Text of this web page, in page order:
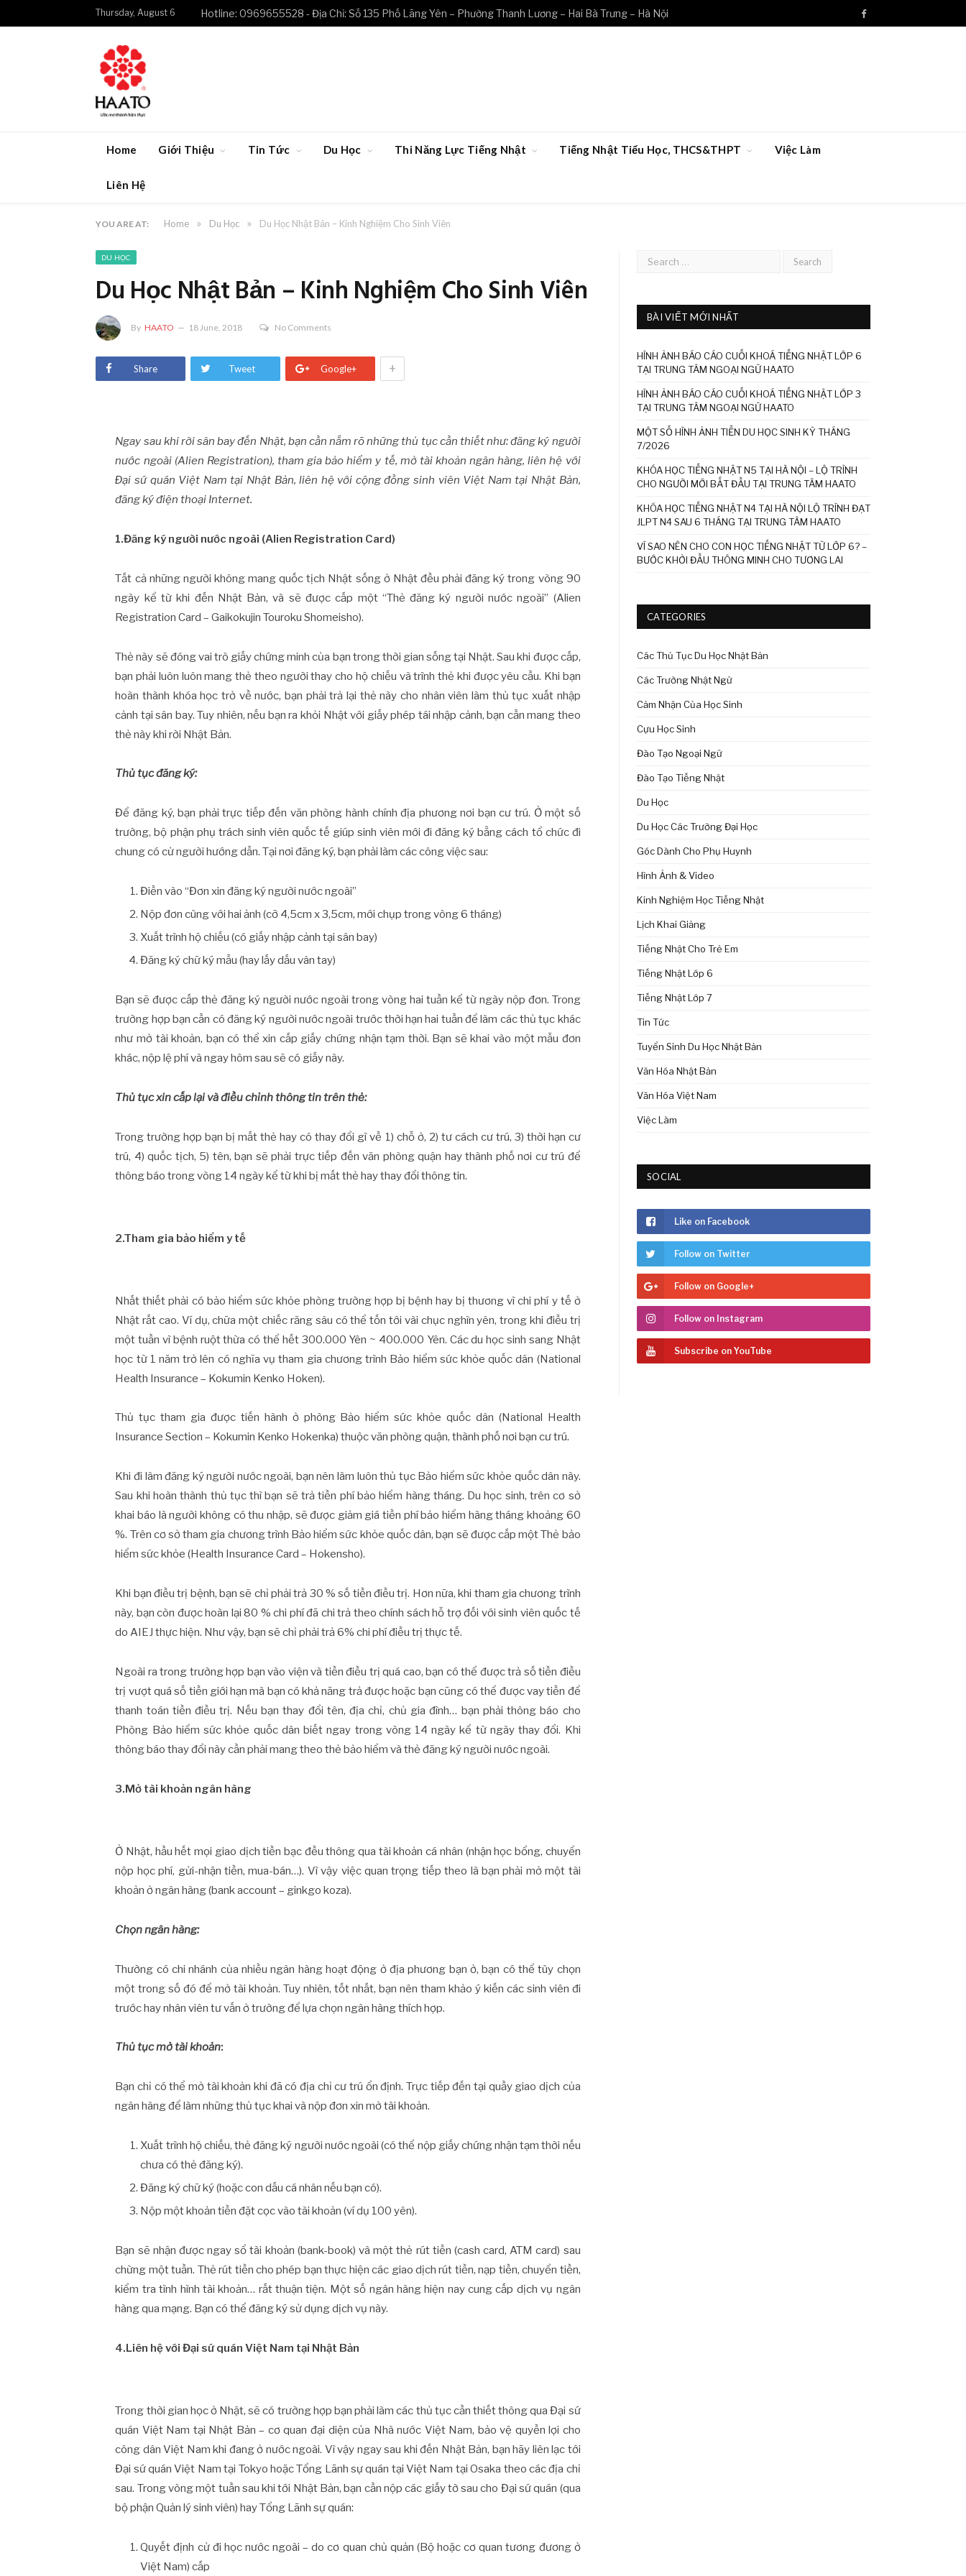
Thursday, August 6 Hotline: 0969655528 - Địa Chỉ: Số 135 Phố Lãng Yên – Phường Thanh Lương – Hai Bà Trưng – Hà Nội Facebook
Home Giới Thiệu Tin Tức Du Học Thi Năng Lực Tiếng Nhật Tiếng Nhật Tiểu Học, THCS&THPT Việc Làm
Liên Hệ
YOU ARE AT: Home » Du Học » Du Học Nhật Bản – Kinh Nghiệm Cho Sinh Viên
DU HỌC
Du Học Nhật Bản – Kinh Nghiệm Cho Sinh Viên
By HAATO 18 June, 2018 No Comments
Share Tweet Google+ +
Ngay sau khi rời sân bay đến Nhật, bạn cần nắm rõ những thủ tục cần thiết như: đăng ký người
nước ngoài (Alien Registration), tham gia bảo hiểm y tế, mở tài khoản ngân hàng, liên hệ với
Đại sứ quán Việt Nam tại Nhật Bản, liên hệ với cộng đồng sinh viên Việt Nam tại Nhật Bản,
đăng ký điện thoại Internet.
1.Đăng ký người nước ngoài (Alien Registration Card)
Tất cả những người không mang quốc tịch Nhật sống ở Nhật đều phải đăng ký trong vòng 90
ngày kể từ khi đến Nhật Bản, và sẽ được cấp một “Thẻ đăng ký người nước ngoài” (Alien
Registration Card – Gaikokujin Touroku Shomeisho).
Thẻ này sẽ đóng vai trò giấy chứng minh của bạn trong thời gian sống tại Nhật. Sau khi được cấp,
bạn phải luôn luôn mang thẻ theo người thay cho hộ chiếu và trình thẻ khi được yêu cầu. Khi bạn
hoàn thành khóa học trở về nước, bạn phải trả lại thẻ này cho nhân viên làm thủ tục xuất nhập
cảnh tại sân bay. Tuy nhiên, nếu bạn ra khỏi Nhật với giấy phép tái nhập cảnh, bạn cần mang theo
thẻ này khi rời Nhật Bản.
Thủ tục đăng ký:
Để đăng ký, bạn phải trực tiếp đến văn phòng hành chính địa phương nơi bạn cư trú. Ở một số
trường, bộ phận phụ trách sinh viên quốc tế giúp sinh viên mới đi đăng ký bằng cách tổ chức đi
chung có cử người hướng dẫn. Tại nơi đăng ký, bạn phải làm các công việc sau:
Điền vào “Đơn xin đăng ký người nước ngoài”
Nộp đơn cùng với hai ảnh (cỡ 4,5cm x 3,5cm, mới chụp trong vòng 6 tháng)
Xuất trình hộ chiếu (có giấy nhập cảnh tại sân bay)
Đăng ký chữ ký mẫu (hay lấy dấu vân tay)
Bạn sẽ được cấp thẻ đăng ký người nước ngoài trong vòng hai tuần kể từ ngày nộp đơn. Trong
trường hợp bạn cần có đăng ký người nước ngoài trước thời hạn hai tuần để làm các thủ tục khác
như mở tài khoản, bạn có thể xin cấp giấy chứng nhận tạm thời. Bạn sẽ khai vào một mẫu đơn
khác, nộp lệ phí và ngay hôm sau sẽ có giấy này.
Thủ tục xin cấp lại và điều chỉnh thông tin trên thẻ:
Trong trường hợp bạn bị mất thẻ hay có thay đổi gì về 1) chỗ ở, 2) tư cách cư trú, 3) thời hạn cư
trú, 4) quốc tịch, 5) tên, bạn sẽ phải trực tiếp đến văn phòng quận hay thành phố nơi cư trú để
thông báo trong vòng 14 ngày kể từ khi bị mất thẻ hay thay đổi thông tin.
2.Tham gia bảo hiểm y tế
Nhất thiết phải có bảo hiểm sức khỏe phòng trường hợp bị bệnh hay bị thương vì chi phí y tế ở
Nhật rất cao. Ví dụ, chữa một chiếc răng sâu có thể tốn tới vài chục nghìn yên, trong khi điều trị
một tuần vì bệnh ruột thừa có thể hết 300.000 Yên ~ 400.000 Yên. Các du học sinh sang Nhật
học từ 1 năm trở lên có nghĩa vụ tham gia chương trình Bảo hiểm sức khỏe quốc dân (National
Health Insurance – Kokumin Kenko Hoken).
Thủ tục tham gia được tiến hành ở phòng Bảo hiểm sức khỏe quốc dân (National Health
Insurance Section – Kokumin Kenko Hokenka) thuộc văn phòng quận, thành phố nơi bạn cư trú.
Khi đi làm đăng ký người nước ngoài, bạn nên làm luôn thủ tục Bảo hiểm sức khỏe quốc dân này.
Sau khi hoàn thành thủ tục thì bạn sẽ trả tiền phí bảo hiểm hàng tháng. Du học sinh, trên cơ sở
khai báo là người không có thu nhập, sẽ được giảm giá tiền phí bảo hiểm hàng tháng khoảng 60
%. Trên cơ sở tham gia chương trình Bảo hiểm sức khỏe quốc dân, bạn sẽ được cấp một Thẻ bảo
hiểm sức khỏe (Health Insurance Card – Hokensho).
Khi bạn điều trị bệnh, bạn sẽ chỉ phải trả 30 % số tiền điều trị. Hơn nữa, khi tham gia chương trình
này, bạn còn được hoàn lại 80 % chi phí đã chi trả theo chính sách hỗ trợ đối với sinh viên quốc tế
do AIEJ thực hiện. Như vậy, bạn sẽ chỉ phải trả 6% chi phí điều trị thực tế.
Ngoài ra trong trường hợp bạn vào viện và tiền điều trị quá cao, bạn có thể được trả số tiền điều
trị vượt quá số tiền giới hạn mà bạn có khả năng trả được hoặc bạn cũng có thể được vay tiền để
thanh toán tiền điều trị. Nếu bạn thay đổi tên, địa chỉ, chủ gia đình… bạn phải thông báo cho
Phòng Bảo hiểm sức khỏe quốc dân biết ngay trong vòng 14 ngày kể từ ngày thay đổi. Khi
thông báo thay đổi này cần phải mang theo thẻ bảo hiểm và thẻ đăng ký người nước ngoài.
3.Mở tài khoản ngân hàng
Ở Nhật, hầu hết mọi giao dịch tiền bạc đều thông qua tài khoản cá nhân (nhận học bổng, chuyển
nộp học phí, gửi-nhận tiền, mua-bán…). Vì vậy việc quan trọng tiếp theo là bạn phải mở một tài
khoản ở ngân hàng (bank account – ginkgo koza).
Chọn ngân hàng:
Thường có chi nhánh của nhiều ngân hàng hoạt động ở địa phương bạn ở, bạn có thể tùy chọn
một trong số đó để mở tài khoản. Tuy nhiên, tốt nhất, bạn nên tham khảo ý kiến các sinh viên đi
trước hay nhân viên tư vấn ở trường để lựa chọn ngân hàng thích hợp.
Thủ tục mở tài khoản:
Bạn chỉ có thể mở tài khoản khi đã có địa chỉ cư trú ổn định. Trực tiếp đến tại quầy giao dịch của
ngân hàng để làm những thủ tục khai và nộp đơn xin mở tài khoản.
Xuất trình hộ chiếu, thẻ đăng ký người nước ngoài (có thể nộp giấy chứng nhận tạm thời nếu
chưa có thẻ đăng ký).
Đăng ký chữ ký (hoặc con dấu cá nhân nếu bạn có).
Nộp một khoản tiền đặt cọc vào tài khoản (ví dụ 100 yên).
Bạn sẽ nhận được ngay sổ tài khoản (bank-book) và một thẻ rút tiền (cash card, ATM card) sau
chừng một tuần. Thẻ rút tiền cho phép bạn thực hiện các giao dịch rút tiền, nạp tiền, chuyển tiền,
kiểm tra tình hình tài khoản… rất thuận tiện. Một số ngân hàng hiện nay cung cấp dịch vụ ngân
hàng qua mạng. Bạn có thể đăng ký sử dụng dịch vụ này.
4.Liên hệ với Đại sứ quán Việt Nam tại Nhật Bản
Trong thời gian học ở Nhật, sẽ có trường hợp bạn phải làm các thủ tục cần thiết thông qua Đại sứ
quán Việt Nam tại Nhật Bản – cơ quan đại diện của Nhà nước Việt Nam, bảo vệ quyền lợi cho
công dân Việt Nam khi đang ở nước ngoài. Vì vậy ngay sau khi đến Nhật Bản, bạn hãy liên lạc tới
Đại sứ quán Việt Nam tại Tokyo hoặc Tổng Lãnh sự quán tại Việt Nam tại Osaka theo các địa chỉ
sau. Trong vòng một tuần sau khi tới Nhật Bản, bạn cần nộp các giấy tờ sau cho Đại sứ quán (qua
bộ phận Quản lý sinh viên) hay Tổng Lãnh sự quán:
Quyết định cử đi học nước ngoài – do cơ quan chủ quản (Bộ hoặc cơ quan tương đương ở
Việt Nam) cấp
BÀI VIẾT MỚI NHẤT
HÌNH ẢNH BÁO CÁO CUỐI KHOÁ TIẾNG NHẬT LỚP 6
TẠI TRUNG TÂM NGOẠI NGỮ HAATO
HÌNH ẢNH BÁO CÁO CUỐI KHOÁ TIẾNG NHẬT LỚP 3
TẠI TRUNG TÂM NGOẠI NGỮ HAATO
MỘT SỐ HÌNH ẢNH TIỄN DU HỌC SINH KỲ THÁNG
7/2026
KHÓA HỌC TIẾNG NHẬT N5 TẠI HÀ NỘI – LỘ TRÌNH
CHO NGƯỜI MỚI BẮT ĐẦU TẠI TRUNG TÂM HAATO
KHÓA HỌC TIẾNG NHẬT N4 TẠI HÀ NỘI LỘ TRÌNH ĐẠT
JLPT N4 SAU 6 THÁNG TẠI TRUNG TÂM HAATO
VÌ SAO NÊN CHO CON HỌC TIẾNG NHẬT TỪ LỚP 6? –
BƯỚC KHỞI ĐẦU THÔNG MINH CHO TƯƠNG LAI
CATEGORIES
Các Thủ Tục Du Học Nhật Bản
Các Trường Nhật Ngữ
Cảm Nhận Của Học Sinh
Cựu Học Sinh
Đào Tạo Ngoại Ngữ
Đào Tạo Tiếng Nhật
Du Học
Du Học Các Trường Đại Học
Góc Dành Cho Phụ Huynh
Hình Ảnh & Video
Kinh Nghiệm Học Tiếng Nhật
Lịch Khai Giảng
Tiếng Nhật Cho Trẻ Em
Tiếng Nhật Lớp 6
Tiếng Nhật Lớp 7
Tin Tức
Tuyển Sinh Du Học Nhật Bản
Văn Hóa Nhật Bản
Văn Hóa Việt Nam
Việc Làm
SOCIAL
Like on Facebook
Follow on Twitter
Follow on Google+
Follow on Instagram
Subscribe on YouTube